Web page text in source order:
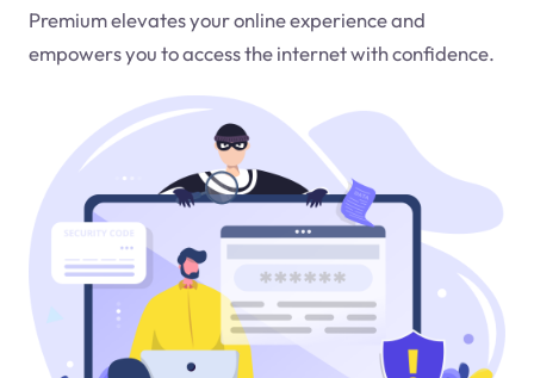
Premium elevates your online experience and
empowers you to access the internet with confidence.